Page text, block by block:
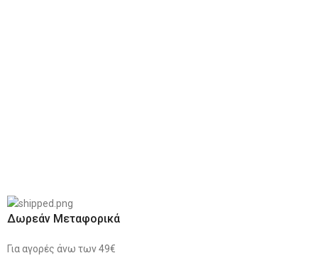
Δωρεάν Μεταφορικά
Για αγορές άνω των 49€